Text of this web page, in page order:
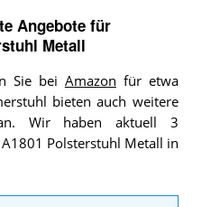
Angebote für
Metall
Sie bei Amazon für etwa
bieten auch weitere
an. Wir haben aktuell 3
Polsterstuhl Metall in